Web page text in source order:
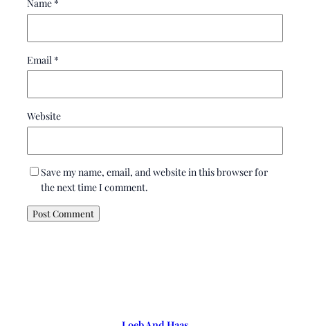
Name *
Email *
Website
Save my name, email, and website in this browser for
the next time I comment.